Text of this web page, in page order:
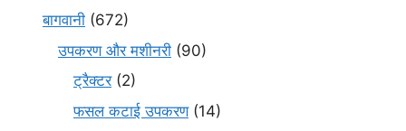
बागवानी (672)
उपकरण और मशीनरी (90)
ट्रैक्टर(2)
फसल कटाई उपकरण(14)